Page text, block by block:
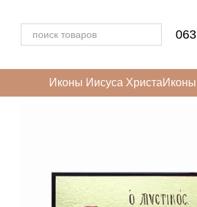
Иконы Иисуса Христа